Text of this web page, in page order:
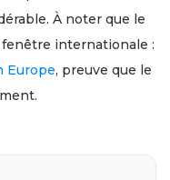
À noter que le
internationale :
Europe, preuve que le